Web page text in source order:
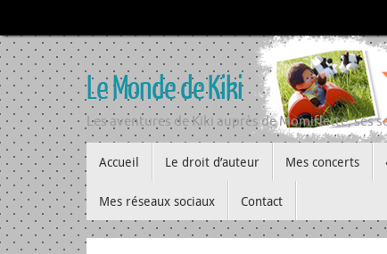
au
contenu
Le Monde de Kiki
Les aventures de Kiki auprès de Momiflette, ses
au
contenu
Accueil Le droit d’auteur Mes concerts
Mes réseaux sociaux Contact